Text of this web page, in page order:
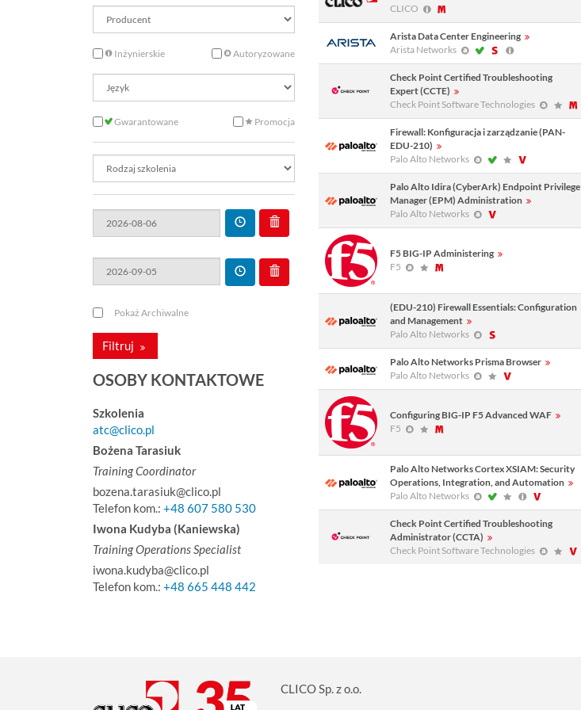
Inżynierskie Autoryzowane
Gwarantowane Promocja
Pokaż Archiwalne
Filtruj
OSOBY KONTAKTOWE
Szkolenia
atc@clico.pl
Bożena Tarasiuk
Training Coordinator
bozena.tarasiuk@clico.pl
Telefon kom.: +48 607 580 530
Iwona Kudyba (Kaniewska)
Training Operations Specialist
iwona.kudyba@clico.pl
Telefon kom.: +48 665 448 442
CLICO
Arista Data Center Engineering
Arista Networks
Check Point Certified Troubleshooting
Expert (CCTE)
Check Point Software Technologies
Firewall: Konfiguracja i zarządzanie (PAN-
EDU-210)
Palo Alto Networks
Palo Alto Idira (CyberArk) Endpoint Privilege
Manager (EPM) Administration
Palo Alto Networks
F5 BIG-IP Administering
F5
(EDU-210) Firewall Essentials: Configuration
and Management
Palo Alto Networks
Palo Alto Networks Prisma Browser
Palo Alto Networks
Configuring BIG-IP F5 Advanced WAF
F5
Palo Alto Networks Cortex XSIAM: Security
Operations, Integration, and Automation
Palo Alto Networks
Check Point Certified Troubleshooting
Administrator (CCTA)
Check Point Software Technologies
CLICO Sp. z o.o.